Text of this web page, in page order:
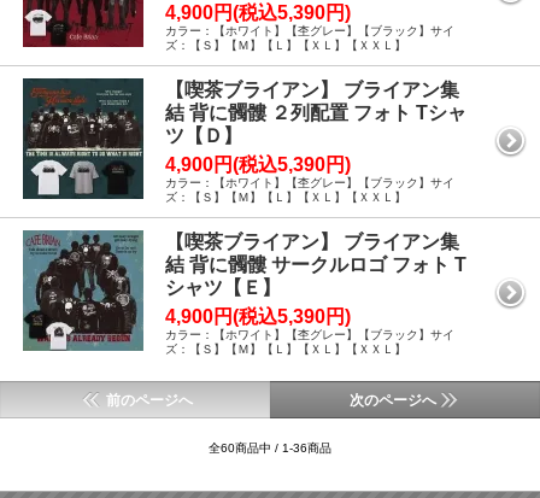
4,900円(税込5,390円)
カラー：【ホワイト】【杢グレー】【ブラック】サイ
ズ：【Ｓ】【Ｍ】【Ｌ】【ＸＬ】【ＸＸＬ】
【喫茶ブライアン】 ブライアン集
結 背に髑髏 ２列配置 フォト Tシャ
ツ【Ｄ】
4,900円(税込5,390円)
カラー：【ホワイト】【杢グレー】【ブラック】サイ
ズ：【Ｓ】【Ｍ】【Ｌ】【ＸＬ】【ＸＸＬ】
【喫茶ブライアン】 ブライアン集
結 背に髑髏 サークルロゴ フォト T
シャツ【Ｅ】
4,900円(税込5,390円)
カラー：【ホワイト】【杢グレー】【ブラック】サイ
ズ：【Ｓ】【Ｍ】【Ｌ】【ＸＬ】【ＸＸＬ】
前のページへ 次のページへ
全60商品中 / 1-36商品